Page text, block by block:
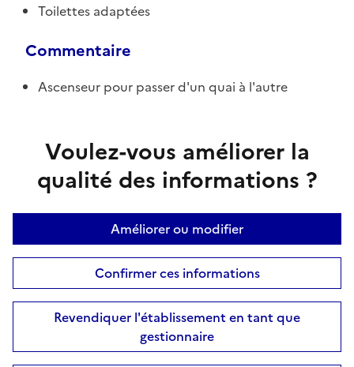
Toilettes adaptées
Commentaire
Ascenseur pour passer d'un quai à l'autre
Voulez-vous améliorer la
qualité des informations ?
Améliorer ou modifier
Confirmer ces informations
Revendiquer l'établissement en tant que
gestionnaire